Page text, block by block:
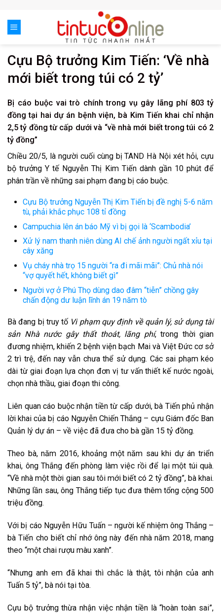
content
Cựu Bộ trưởng Kim Tiến: ‘Về nhà
mới biết trong túi có 2 tỷ’
Bị cáo buộc vai trò chính trong vụ gây lãng phí 803 tỷ
đồng tại hai dự án bệnh viện, bà Kim Tiến khai chỉ nhận
2,5 tỷ đồng từ cấp dưới và “về nhà mới biết trong túi có 2
tỷ đồng”
Chiều 20/5, là người cuối cùng bị TAND Hà Nội xét hỏi, cựu
bộ trưởng Y tế Nguyễn Thị Kim Tiến dành gần 10 phút để
phân trần về những sai phạm đang bị cáo buộc.
Cựu Bộ trưởng Nguyễn Thị Kim Tiến bị đề nghị 5-6 năm
tù, phải khắc phục 108 tỉ đồng
Campuchia lên án báo Mỹ vì bị gọi là ‘Scambodia’
Xử lý nam thanh niên dùng AI chế ảnh người ngất xỉu tại
cây xăng
Vụ cháy nhà trọ 15 người “ra đi mãi mãi”: Chủ nhà nói
“vợ quyết hết, không biết gì”
Người vợ ở Phú Thọ dùng dao đâm “tiễn” chồng gây
chấn động dư luận lĩnh án 19 năm tò
Bà đang bị truy tố Vi phạm quy định về quản lý, sử dụng tài
sản Nhà nước gây thất thoát, lãng phí, trong thời gian
đương nhiệm, khiến 2 bệnh viện bạch Mai và Việt Đức cơ sở
2 trì trệ, đến nay vẫn chưa thể sử dụng. Các sai phạm kéo
dài từ giai đoạn lựa chọn đơn vị tư vấn thiết kế nước ngoài,
chọn nhà thầu, giai đoạn thi công.
Liên quan cáo buộc nhận tiền từ cấp dưới, bà Tiến phủ nhận
lời khai của bị cáo Nguyễn Chiến Thắng – cựu Giám đốc Ban
Quản lý dự án – về việc đã đưa cho bà gần 15 tỷ đồng.
Theo bà, năm 2016, khoảng một năm sau khi dự án triển
khai, ông Thắng đến phòng làm việc rồi để lại một túi quà.
“Về nhà một thời gian sau tôi mới biết có 2 tỷ đồng”, bà khai.
Những lần sau, ông Thắng tiếp tục đưa thêm tổng cộng 500
triệu đồng.
Với bị cáo Nguyễn Hữu Tuấn – người kế nhiệm ông Thắng –
bà Tiến cho biết chỉ nhớ ông này đến nhà năm 2018, mang
theo “một chai rượu màu xanh”.
“Nhưng anh em đã khai thì chắc là thật, tôi nhận của anh
Tuấn 5 tỷ”, bà nói tại tòa.
Cựu bộ trưởng thừa nhận việc nhận tiền là “hoàn toàn sai”,